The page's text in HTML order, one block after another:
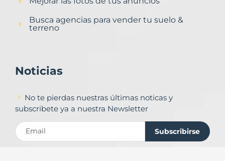
Busca agencias para vender tu suelo &
terreno
Noticias
No te pierdas nuestras últimas noticas y
subscribete ya a nuestra Newsletter
Subscribirse